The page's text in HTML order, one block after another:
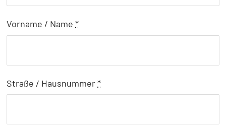
Vorname / Name*
Straße / Hausnummer*